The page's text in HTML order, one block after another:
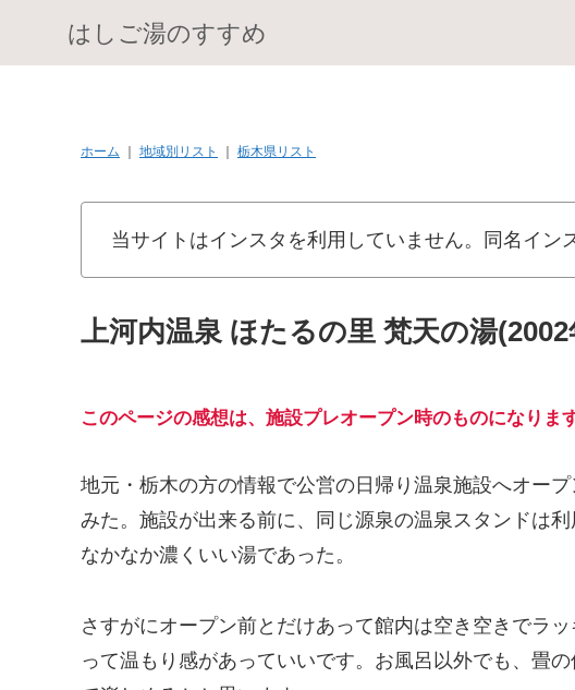
はしご湯のすすめ
ホーム 地域別リスト 栃木県リスト
当サイトはインスタを利用していません。同名イン
上河内温泉 ほたるの里 梵天の湯
このページの感想は、施設プレオープン時のものになりま
地元・栃木の方の情報で公営の日帰り温泉施設へオー
みた。施設が出来る前に、同じ源泉の温泉スタンドは
なかなか濃くいい湯であった。
さすがにオープン前とだけあって館内は空き空きでラ
って温もり感があっていいです。お風呂以外でも、畳